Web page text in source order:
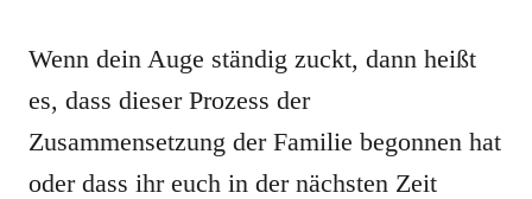
Wenn dein Auge ständig zuckt, dann heißt
es, dass dieser Prozess der
Zusammensetzung der Familie begonnen hat
oder dass ihr euch in der nächsten Zeit